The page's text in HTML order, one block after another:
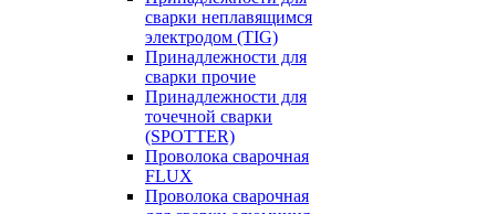
сварки неплавящимся
электродом (TIG)
Принадлежности для
сварки прочие
Принадлежности для
точечной сварки
(SPOTTER)
Проволока сварочная
FLUX
Проволока сварочная